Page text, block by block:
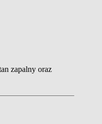
zapalny oraz